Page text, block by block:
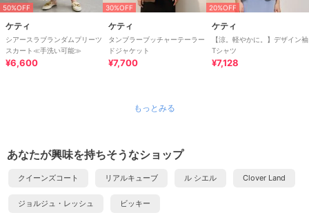
50%OFF
ケティ
シアースラブランダムプリーツ
スカート≪手洗い可能≫
¥6,600
30%OFF
ケティ
タンブラーブッチャーテーラー
ドジャケット
¥7,700
20%OFF
ケティ
【涼。軽やかに。】デザイン袖
Tシャツ
¥7,128
もっとみる
あなたが興味を持ちそうなショップ
クイーンズコート リアルキューブ ル シエル Clover Land
ジョルジュ・レッシュ ビッキー